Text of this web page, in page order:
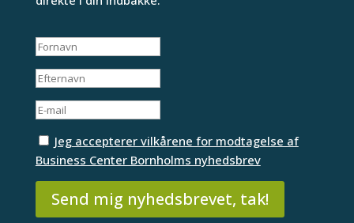
Jeg accepterer vilkårene for modtagelse af
Business Center Bornholms nyhedsbrev